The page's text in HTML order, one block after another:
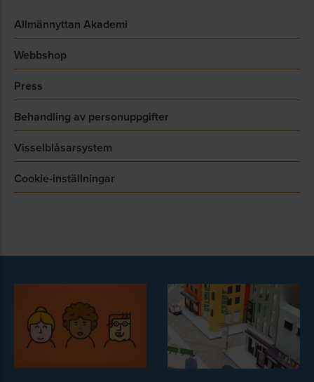
Allmännyttan Akademi
Webbshop
Press
Behandling av personuppgifter
Visselblåsarsystem
Cookie-inställningar